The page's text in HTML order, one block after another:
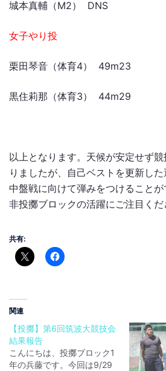
城本真輔（M2） DNS
女子やり投
栗田琴音（体育4） 49m23
黒住莉那（体育3） 44m29
以上となります。天候が安定せず
りましたが、自己ベストを更新し
中盤戦に向けて弾みをつけること
非投擲ブロックの活躍にご注目くだ
共有:
関連
【投擲】第6回筑波大競技会
結果報告
こんにちは、投擲ブロック1
年の兵藤です。今回は9/29